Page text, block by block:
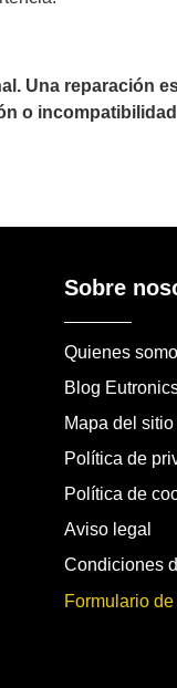
Una reparación
o
Sobre
Quienes
Blog
Mapa del sitio
Política de
Política de
Aviso legal
Condiciones
Formulario